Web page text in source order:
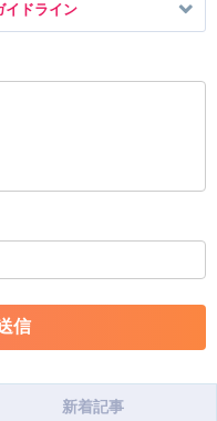
イドライン
はコメント削除や書き込み制
こと
内容の投稿
投稿
投稿
新着記事